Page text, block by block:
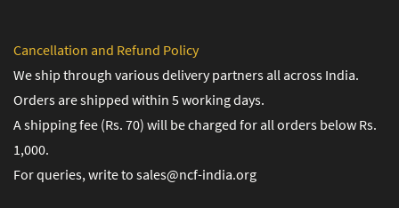
Cancellation and Refund Policy
We ship through various delivery partners all across India.
Orders are shipped within 5 working days.
A shipping fee (Rs. 70) will be charged for all orders below Rs.
1,000.
For queries, write to sales@ncf-india.org